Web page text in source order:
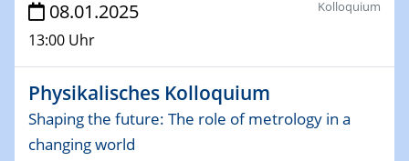
06.02.2025
Sfb-trr247-all Seminar
10.02.2025 - 11.02.2025
Sfb-trr247-all Workshop
UnOCat
08.01.2025
13:00 Uhr
Kolloquium
Physikalisches Kolloquium
Shaping the future: The role of metrology in a
changing world